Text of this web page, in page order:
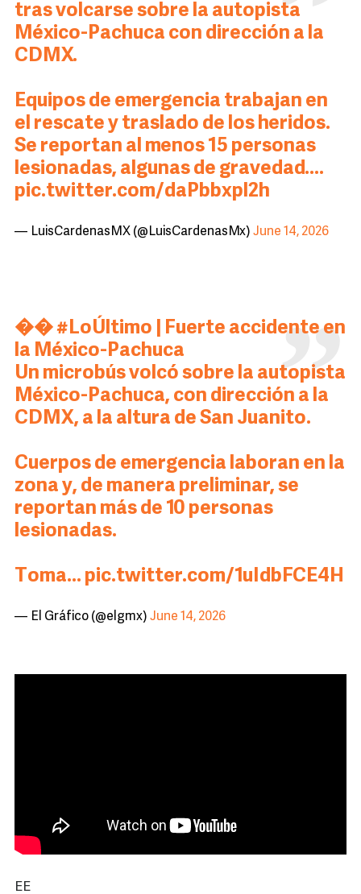
tras volcarse sobre la autopista
México-Pachuca con dirección a la
CDMX.
Equipos de emergencia trabajan en
el rescate y traslado de los heridos.
Se reportan al menos 15 personas
lesionadas, algunas de gravedad.…
pic.twitter.com/daPbbxpl2h
— LuisCardenasMX (@LuisCardenasMx) June 14, 2026
��#LoÚltimo | Fuerte accidente en
la México-Pachuca
Un microbús volcó sobre la autopista
México-Pachuca, con dirección a la
CDMX, a la altura de San Juanito.
Cuerpos de emergencia laboran en la
zona y, de manera preliminar, se
reportan más de 10 personas
lesionadas.
Toma… pic.twitter.com/1uIdbFCE4H
— El Gráfico (@elgmx) June 14, 2026
EE